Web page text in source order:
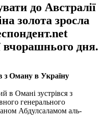
до Австралії
золота зросла
вчорашнього дня.
з Оману в Україну
в Омані зустрівся з
генерального
Абдулсаламом аль-